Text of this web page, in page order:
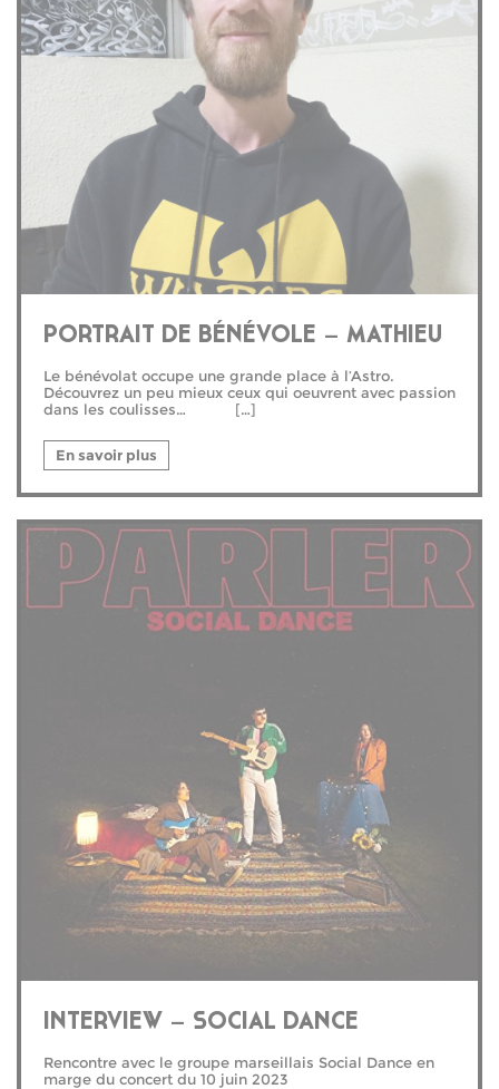
PORTRAIT DE BÉNÉVOLE – MATHIEU
Le bénévolat occupe une grande place à l’Astro.
Découvrez un peu mieux ceux qui oeuvrent avec passion
dans les coulisses… […]
En savoir plus
INTERVIEW – SOCIAL DANCE
Rencontre avec le groupe marseillais Social Dance en
marge du concert du 10 juin 2023